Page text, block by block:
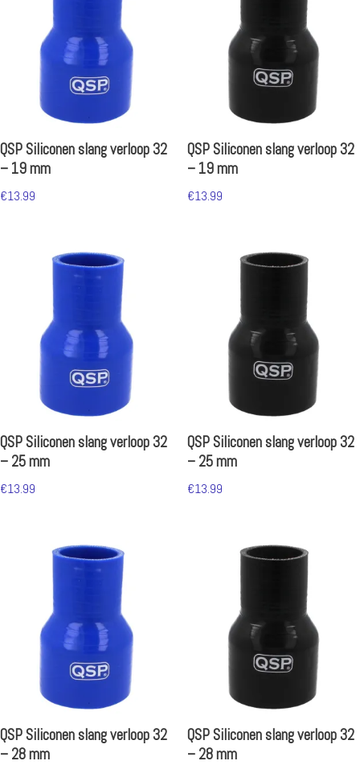
QSP Siliconen slang verloop 32
– 19 mm
€13.99
QSP Siliconen slang verloop 32
– 19 mm
€13.99
QSP Siliconen slang verloop 32
– 25 mm
€13.99
QSP Siliconen slang verloop 32
– 25 mm
€13.99
QSP Siliconen slang verloop 32
– 28 mm
QSP Siliconen slang verloop 32
– 28 mm